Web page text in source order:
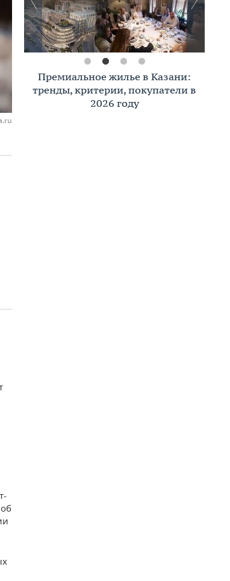
Премиальное жилье в Казани:
тренды, критерии, покупатели в
2026 году